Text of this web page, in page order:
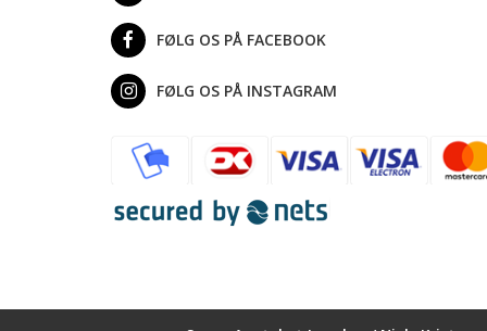
FØLG OS PÅ FACEBOOK
FØLG OS PÅ INSTAGRAM